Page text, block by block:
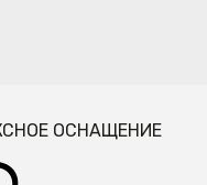
ОСНАЩЕНИЕ